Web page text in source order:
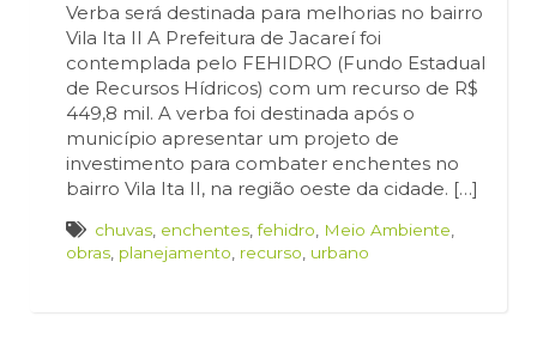
Verba será destinada para melhorias no bairro
Vila Ita II A Prefeitura de Jacareí foi
contemplada pelo FEHIDRO (Fundo Estadual
de Recursos Hídricos) com um recurso de R$
449,8 mil. A verba foi destinada após o
município apresentar um projeto de
investimento para combater enchentes no
bairro Vila Ita II, na região oeste da cidade. […]
chuvas enchentes ,fehidro Meio Ambiente
obras planejamento recurso urbano